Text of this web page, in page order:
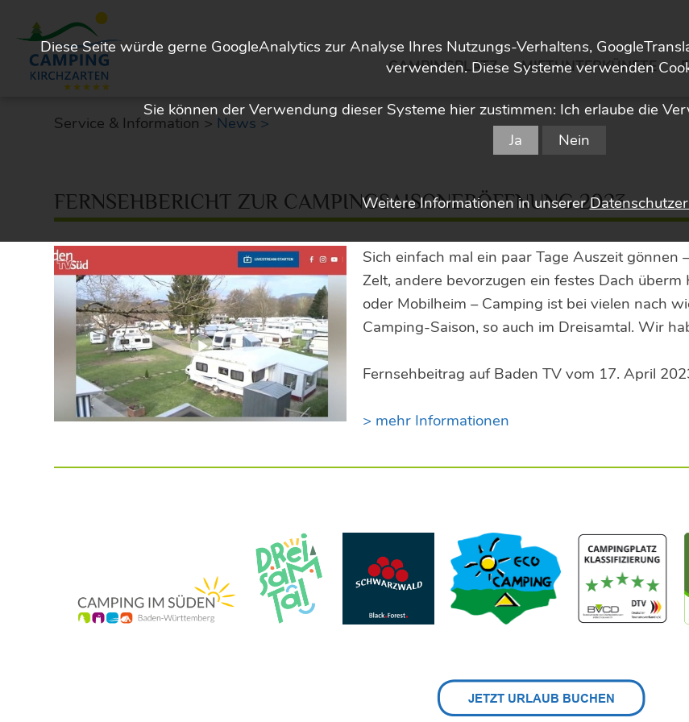
CAMPINGPLATZ MIETUNTERKÜNFTE
Service & Information > News >
FERNSEHBERICHT ZUR CAMPINGSAISONERÖFFNUNG 2023
Sich einfach mal ein paar Tage Auszeit
Zelt, andere bevorzugen ein festes Dach
oder Mobilheim – Camping ist bei vielen nach
Camping-Saison, so auch im Dreisamtal. Wir
Fernsehbeitrag auf Baden TV vom 17. April
> mehr Informationen
Diese Seite würde gerne GoogleAnalytics zur Analyse Ihres Nutzungs-Verhaltens,
verwenden. Diese Systeme verwenden
Sie können der Verwendung dieser Systeme hier zustimmen: Ich erlaube die
Ja
Nein
Weitere Informationen in unserer